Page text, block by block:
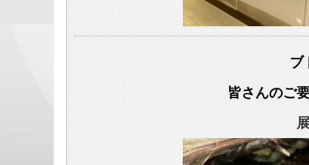
ブ
皆さんのご